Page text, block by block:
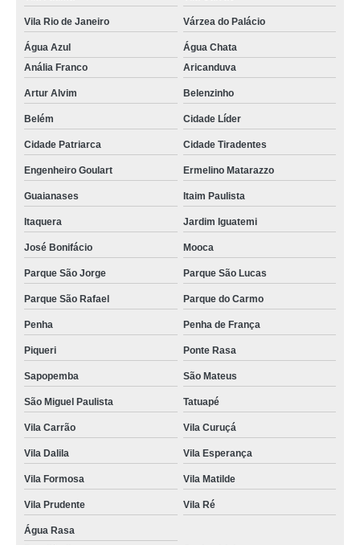
Vila Rio de Janeiro Várzea do Palácio
Água Azul
Água Chata
Anália Franco
Aricanduva
Artur Alvim Belenzinho
Belém Cidade Líder
Cidade Patriarca Cidade Tiradentes
Engenheiro Goulart Ermelino Matarazzo
Guaianases Itaim Paulista
Itaquera Jardim Iguatemi
José Bonifácio Mooca
Parque São Jorge Parque São Lucas
Parque São Rafael Parque do Carmo
Penha Penha de França
Piqueri Ponte Rasa
Sapopemba São Mateus
São Miguel Paulista Tatuapé
Vila Carrão Vila Curuçá
Vila Dalila Vila Esperança
Vila Formosa Vila Matilde
Vila Prudente Vila Ré
Água Rasa